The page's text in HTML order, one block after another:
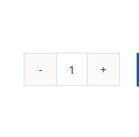
ilość